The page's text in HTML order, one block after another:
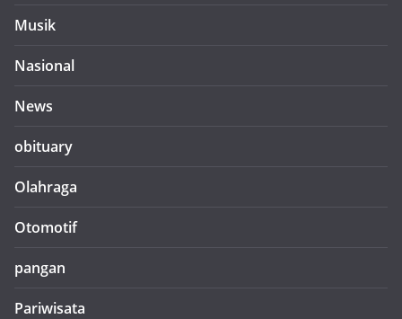
Musik
Nasional
News
obituary
Olahraga
Otomotif
pangan
Pariwisata